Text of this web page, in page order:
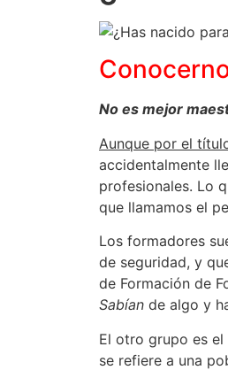
No es mejor
Aunque por el
accidentalmente
profesionales. Lo
que llamamos el
Los formadores
de seguridad, y
de Formación de
Sabían de algo y
El otro grupo es
se refiere a una